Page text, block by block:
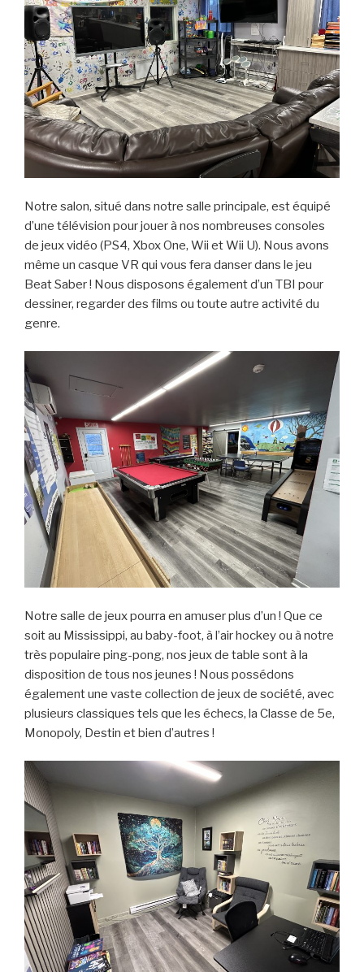
Notre salon, situé dans notre salle principale, est équipé
d’une télévision pour jouer à nos nombreuses consoles
de jeux vidéo (PS4, Xbox One, Wii et Wii U). Nous avons
même un casque VR qui vous fera danser dans le jeu
Beat Saber ! Nous disposons également d’un TBI pour
dessiner, regarder des films ou toute autre activité du
genre.
Notre salle de jeux pourra en amuser plus d’un ! Que ce
soit au Mississippi, au baby-foot, à l’air hockey ou à notre
très populaire ping-pong, nos jeux de table sont à la
disposition de tous nos jeunes ! Nous possédons
également une vaste collection de jeux de société, avec
plusieurs classiques tels que les échecs, la Classe de 5e,
Monopoly, Destin et bien d’autres !